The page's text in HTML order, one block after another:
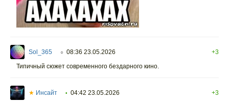
Sol_365 ○ 08:36 23.05.2026
+3
Типичный сюжет современного бездарного кино.
★ Инсайт • 04:42 23.05.2026
+3